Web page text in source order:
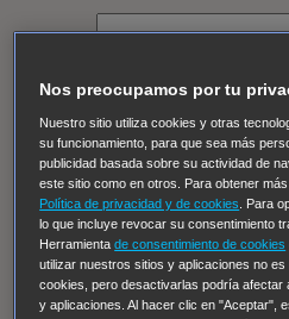
Despedida Salvaje
Thomas, el ojo del FBI
Insomnia El Guardián
Hudson & Rex Diez
Regreso al futuro III
caballeros Tormenta
y Lola High Country Los
Moonflower Murders
Nos preocupamos por tu
Nuestro sitio utiliza cookies y otras
su funcionamiento, para que sea más
publicidad basada sobre su actividad de
este sitio como en otros. Para obtener
Política de privacidad y de cookies
. Para
lo que incluye revocar su consentimiento
Herramientade consentimiento de cookies
utilizar nuestros sitios y aplicaciones no
cookies, pero desactivarlas podría afectar
y aplicaciones. Al hacer clic en "Aceptar",